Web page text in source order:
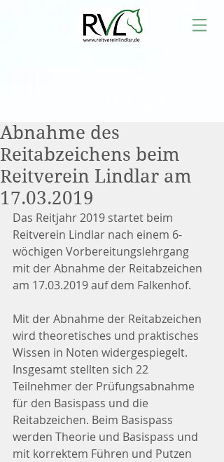
Abnahme des
Reitabzeichens beim
Reitverein Lindlar am
17.03.2019
Das Reitjahr 2019 startet beim
Reitverein Lindlar nach einem 6-
wöchigen Vorbereitungslehrgang
mit der Abnahme der Reitabzeichen
am 17.03.2019 auf dem Falkenhof.
Mit der Abnahme der Reitabzeichen
wird theoretisches und praktisches
Wissen in Noten widergespiegelt.
Insgesamt stellten sich 22
Teilnehmer der Prüfungsabnahme
für den Basispass und die
Reitabzeichen. Beim Basispass
werden Theorie und Basispass und
mit korrektem Führen und Putzen